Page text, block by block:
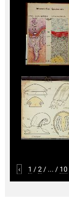
‹ 1 /2 / ... / 10